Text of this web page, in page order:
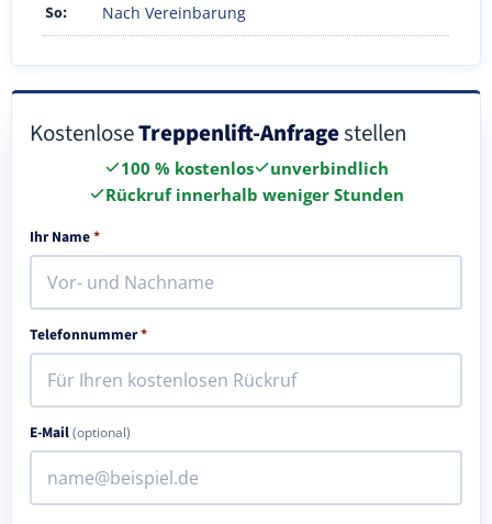
So: Nach Vereinbarung
KostenloseTreppenlift-Anfragestellen
100 % kostenlos
unverbindlich
Rückruf innerhalb weniger Stunden
Ihr Name*
Telefonnummer*
E-Mail(optional)